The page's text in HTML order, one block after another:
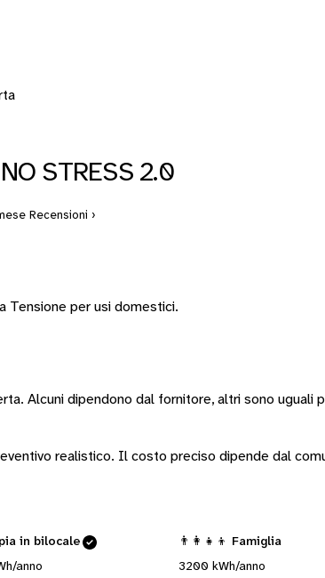
NO STRESS 2.0
Recensioni ›
Tensione per usi domestici.
Alcuni dipendono dal fornitore, altri sono uguali
realistico. Il costo preciso dipende dal
in bilocale
anno
👨‍👩‍👧‍👦 Famiglia
3200 kWh/anno